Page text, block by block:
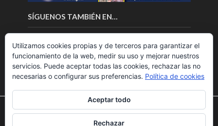
SÍGUENOS TAMBIÉN EN…
Utilizamos cookies para ofrecerte la mejor experiencia en
nuestra web.
Utilizamos cookies propias y de terceros para garantizar el
funcionamiento de la web, medir su uso y mejorar nuestros
servicios. Puede aceptar todas las cookies, rechazar las no
necesarias o configurar sus preferencias. Política de cookies
Aceptar todo
Rechazar